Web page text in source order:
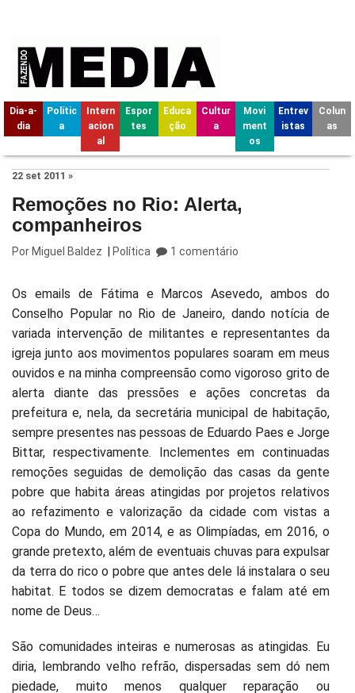
Dia-a-
dia
Polític
a
Intern
acion
al
Espor
tes
Educa
ção
Cultur
a
Movi
ment
os
Entrev
istas
Colun
as
22 set 2011 »
Remoções no Rio: Alerta,
companheiros
PorMiguel Baldez | Política 1 comentário
Os emails de Fátima e Marcos Asevedo, ambos do
Conselho Popular no Rio de Janeiro, dando notícia de
variada intervenção de militantes e representantes da
igreja junto aos movimentos populares soaram em meus
ouvidos e na minha compreensão como vigoroso grito de
alerta diante das pressões e ações concretas da
prefeitura e, nela, da secretária municipal de habitação,
sempre presentes nas pessoas de Eduardo Paes e Jorge
Bittar, respectivamente. Inclementes em continuadas
remoções seguidas de demolição das casas da gente
pobre que habita áreas atingidas por projetos relativos
ao refazimento e valorização da cidade com vistas a
Copa do Mundo, em 2014, e as Olimpíadas, em 2016, o
grande pretexto, além de eventuais chuvas para expulsar
da terra do rico o pobre que antes dele lá instalara o seu
habitat. E todos se dizem democratas e falam até em
nome de Deus…
São comunidades inteiras e numerosas as atingidas. Eu
diria, lembrando velho refrão, dispersadas sem dó nem
piedade, muito menos qualquer reparação ou